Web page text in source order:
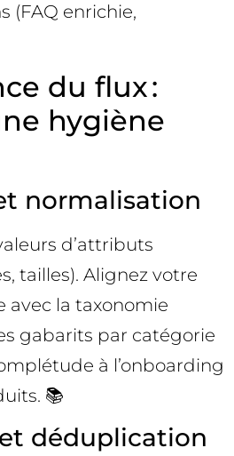
(FAQ enrichie,
du flux :
hygiène
normalisation
d’attributs
tailles). Alignez votre
avec la taxonomie
gabarits par catégorie
à l’onboarding
📚
déduplication